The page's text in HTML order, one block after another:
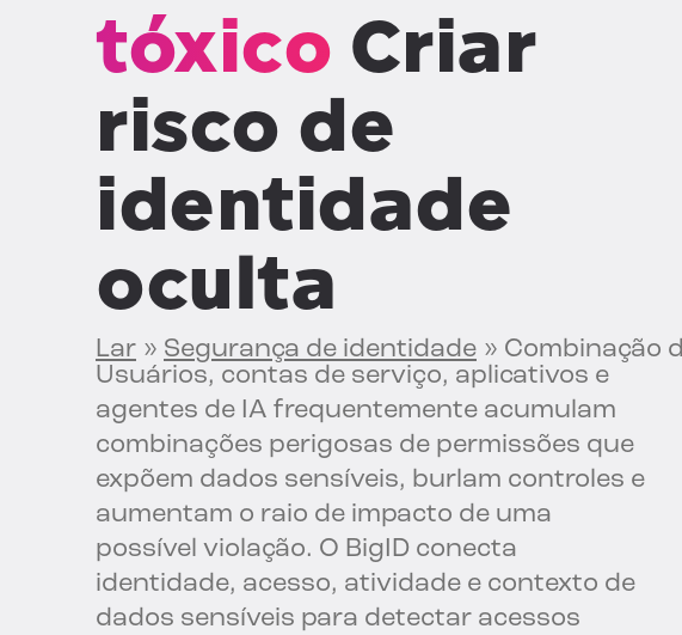
Lar » Segurança de identidade » Combinação
tóxico Criar
risco de
identidade
oculta
Usuários, contas de serviço, aplicativos e
agentes de IA frequentemente acumulam
combinações perigosas de permissões que
expõem dados sensíveis, burlam controles e
aumentam o raio de impacto de uma
possível violação. O BigID conecta
identidade, acesso, atividade e contexto de
dados sensíveis para detectar acessos